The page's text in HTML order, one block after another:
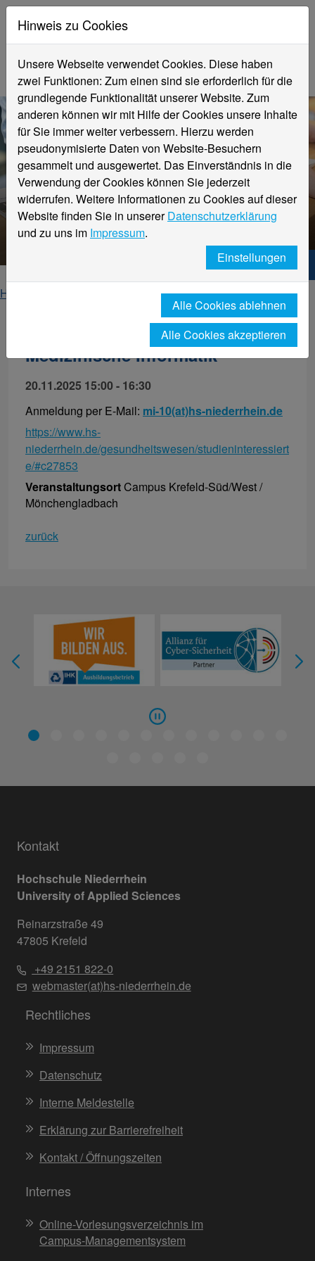
Veranstaltungsdetails
Hochschule Niederrhein. Dein Weg.
Home
Veranstaltungen
digitale Infoveranst.:
Medizinische Informatik
20.11.2025 15:00 - 16:30
Anmeldung per E-Mail: mi-10(at)hs-niederrhein.de
https://www.hs-
niederrhein.de/gesundheitswesen/studieninteressiert
e/#c27853
Veranstaltungsort Campus Krefeld-Süd/West /
Mönchengladbach
zurück
Kontakt
Hochschule Niederrhein
University of Applied Sciences
Reinarzstraße 49
47805 Krefeld
+49 2151 822-0
webmaster(at)hs-niederrhein.de
Rechtliches
Impressum
Datenschutz
Interne Meldestelle
Erklärung zur Barrierefreiheit
Kontakt / Öffnungszeiten
Internes
Online-Vorlesungsverzeichnis im
Campus-Managementsystem
Hinweis zu Cookies
Unsere Webseite verwendet Cookies. Diese haben
zwei Funktionen: Zum einen sind sie erforderlich für die
grundlegende Funktionalität unserer Website. Zum
anderen können wir mit Hilfe der Cookies unsere Inhalte
für Sie immer weiter verbessern. Hierzu werden
pseudonymisierte Daten von Website-Besuchern
gesammelt und ausgewertet. Das Einverständnis in die
Verwendung der Cookies können Sie jederzeit
widerrufen. Weitere Informationen zu Cookies auf dieser
Website finden Sie in unsererDatenschutzerklärung
und zu uns im Impressum.
Einstellungen
Alle Cookies ablehnen
Alle Cookies akzeptieren